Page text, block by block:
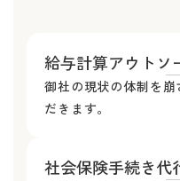
給与計算アウトソ
御社の現状の体制を
だきます。
社会保険手続き代